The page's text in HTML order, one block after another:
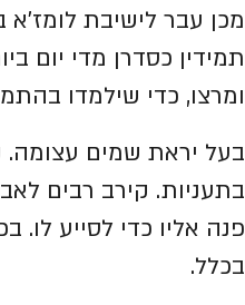
מכן עבר לישיבת
תמידין כסדרן מדי יום
ומרצו, כדי שילמדו
בעל יראת שמים עצומה.
בתעניות. קירב רבים
פנה אליו כדי לסייע לו.
בכלל.